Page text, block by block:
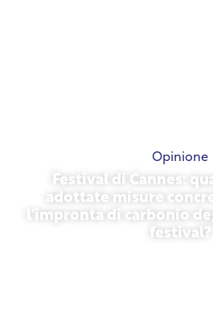
Opinione
Festival di Cannes:
adottate misure
l'impronta di carbonio
festival?